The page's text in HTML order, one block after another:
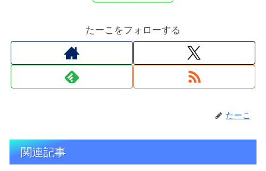
たーこをフォローする
たーこ
関連記事